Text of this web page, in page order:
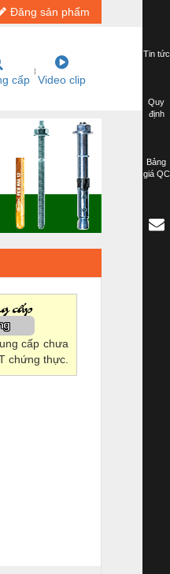
Đăng sản phẩm
cấp Video clip
cấp chưa
chứng thực.
Tin tức
Quy
định
Bảng
giá QC